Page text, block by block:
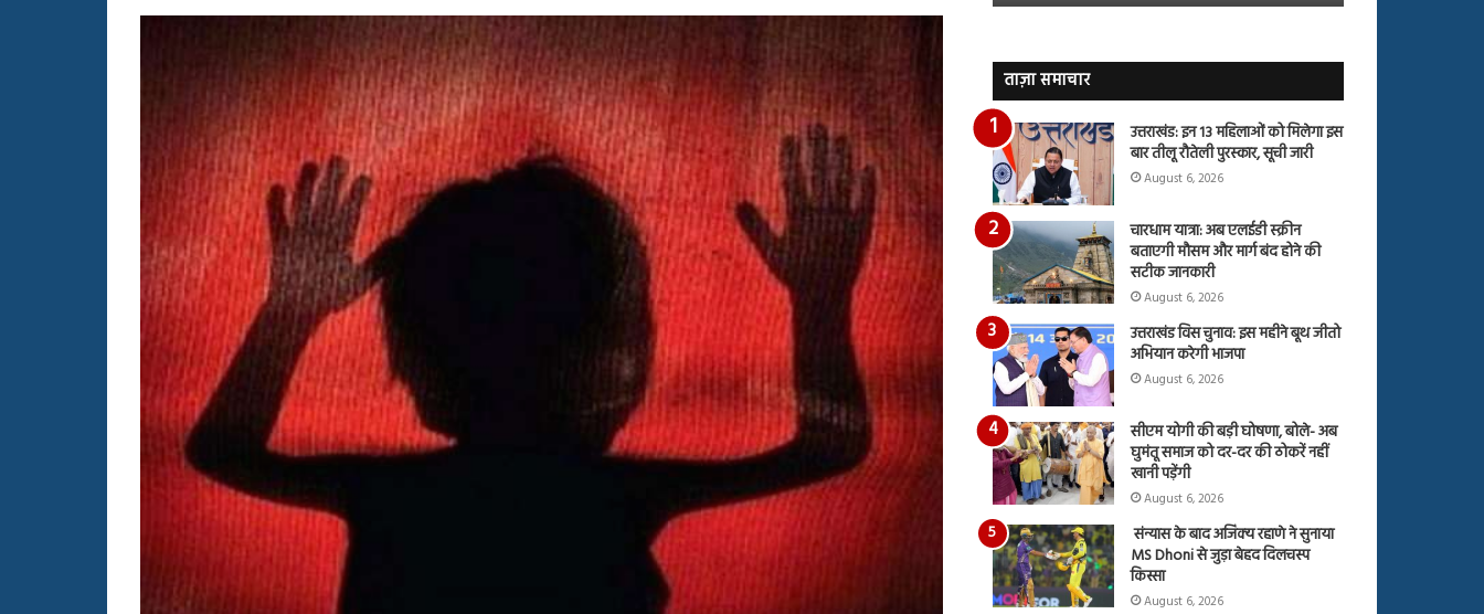
पर
रुबीना
दिलैक
का
आया
रिएक्शन
हुए
आया
नजर,
देंखे
वीडियो…
जारी,
बहस
का
आया
ताज़ा समाचार
उत्तराखंड: इन 13 महिलाओं को मिलेगा इस
बार तीलू रौतेली पुरस्कार, सूची जारी
August 6, 2026
चारधाम यात्रा: अब एलईडी स्क्रीन
बताएगी मौसम और मार्ग बंद होने की
सटीक जानकारी
August 6, 2026
उत्तराखंड विस चुनाव: इस महीने बूथ जीतो
अभियान करेगी भाजपा
August 6, 2026
सीएम योगी की बड़ी घोषणा, बोले- अब
घुमंतू समाज को दर-दर की ठोकरें नहीं
खानी पड़ेंगी
August 6, 2026
संन्यास के बाद अजिंक्‍य रहाणे ने सुनाया
MS Dhoni से जुड़ा बेहद दिलचस्प
किस्सा
August 6, 2026